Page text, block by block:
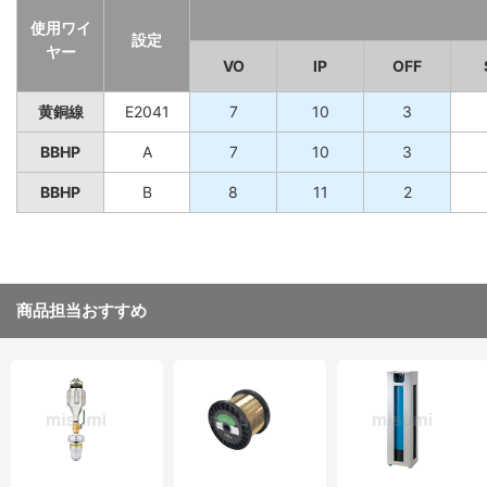
使用ワイ
ヤー
設定
VO
IP OFF
黄銅線 E2041 7 10 3
BBHP A 7 10 3
BBHP B 8 11 2
商品担当おすすめ